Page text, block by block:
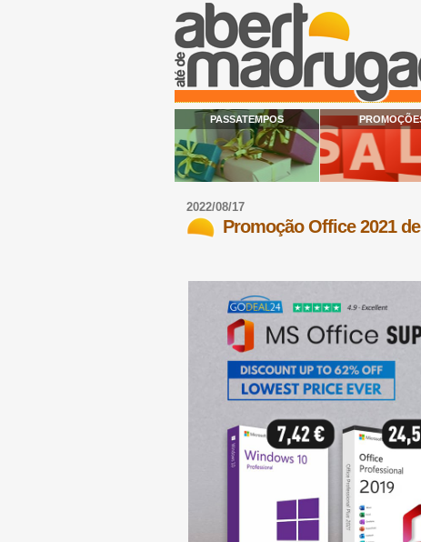
PASSATEMPOS
2022/08/17
Promoção Office 2021